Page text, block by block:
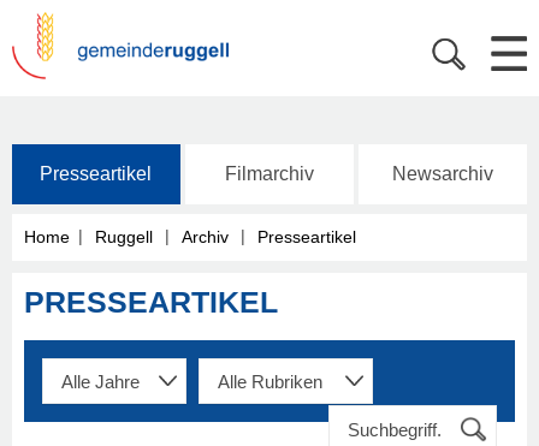
Presseartikel Filmarchiv Newsarchiv
Home | Ruggell | Archiv | Presseartikel
PRESSEARTIKEL